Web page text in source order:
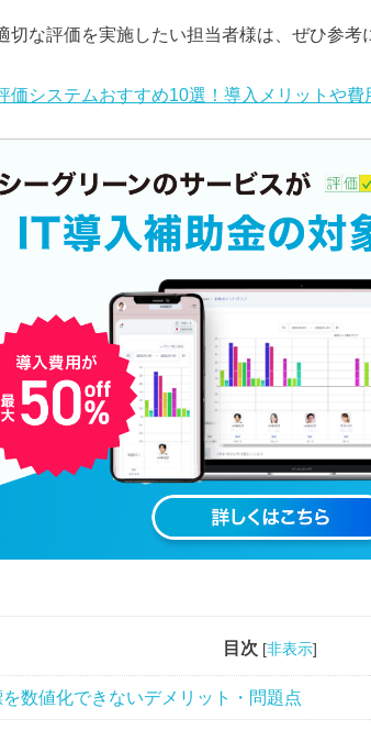
切な評価を実施したい担当者様は、ぜひ参考
価システムおすすめ10選！導入メリットや
目次 [非表示]
を数値化できないデメリット・問題点